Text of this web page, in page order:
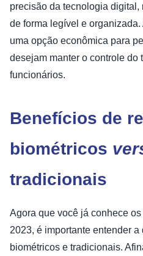
precisão da tecnologia
de forma legível e
uma opção econômica para
desejam manter o controle do
funcionários.
Benefícios de
biométricos
tradicionais
Agora que você já conhece
2023, é importante entender
biométricos e tradicionais.